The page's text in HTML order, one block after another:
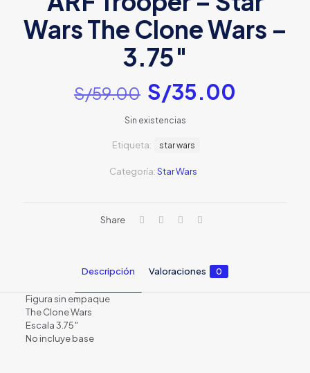
Wars The Clone Wars –
3.75″
S/59.00 El
precio
original
era:
S/59.00.
S/35.00
Sin existencias
Categoría:Star Wars
Etiqueta: star wars
Share
Descripción Valoraciones 0
Figura sin empaque
The Clone Wars
Escala 3.75″
No incluye base